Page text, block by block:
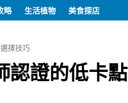
略 生活植物 美食探店
擇技巧
認證的低卡點